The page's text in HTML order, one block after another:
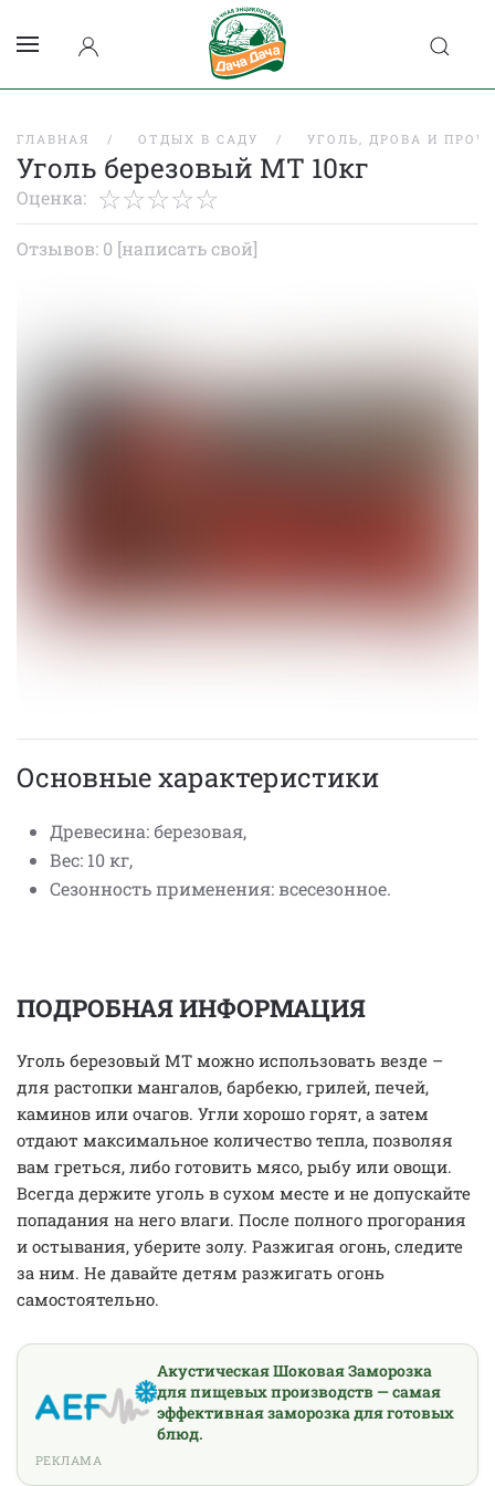
ГЛАВНАЯ ОТДЫХ В САДУ УГОЛЬ, ДРОВА И
Уголь березовый МТ 10кг
Оценка:
Отзывов: 0 [написать свой]
Основные характеристики
Древесина: березовая,
Вес: 10 кг,
Сезонность применения: всесезонное.
ПОДРОБНАЯ ИНФОРМАЦИЯ
Уголь березовый МТ можно использовать везде –
для растопки мангалов, барбекю, грилей, печей,
каминов или очагов. Угли хорошо горят, а затем
отдают максимальное количество тепла, позволяя
вам греться, либо готовить мясо, рыбу или овощи.
Всегда держите уголь в сухом месте и не допускайте
попадания на него влаги. После полного прогорания
и остывания, уберите золу. Разжигая огонь, следите
за ним. Не давайте детям разжигать огонь
самостоятельно.
Акустическая Шоковая Заморозка
для пищевых производств — самая
эффективная заморозка для готовых
блюд.
РЕКЛАМА